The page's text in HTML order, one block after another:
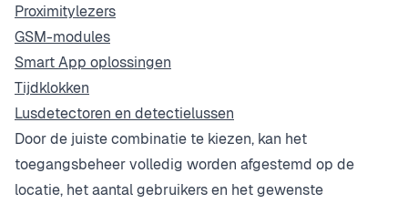
Proximitylezers
GSM-modules
Smart App oplossingen
Tijdklokken
Lusdetectoren en detectielussen
Door de juiste combinatie te kiezen, kan het
toegangsbeheer volledig worden afgestemd op de
locatie, het aantal gebruikers en het gewenste